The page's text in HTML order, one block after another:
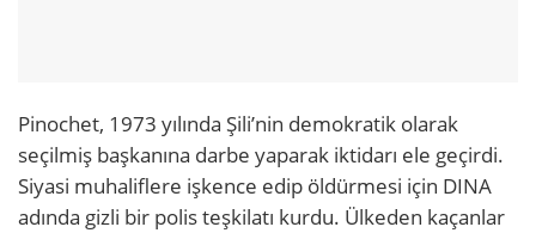
Pinochet, 1973 yılında Şili’nin demokratik olarak
seçilmiş başkanına darbe yaparak iktidarı ele geçirdi.
Siyasi muhaliflere işkence edip öldürmesi için DINA
adında gizli bir polis teşkilatı kurdu. Ülkeden kaçanlar